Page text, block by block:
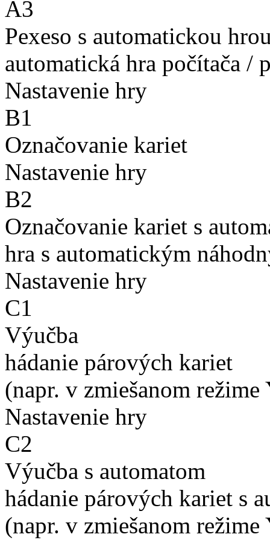
A3
Pexeso s automatickou
automatická hra počítača /
Nastavenie hry
B1
Označovanie kariet
Nastavenie hry
B2
Označovanie kariet s
hra s automatickým
Nastavenie hry
C1
Výučba
hádanie párových kariet
(napr. v zmiešanom režime
Nastavenie hry
C2
Výučba s automatom
hádanie párových kariet s
(napr. v zmiešanom režime